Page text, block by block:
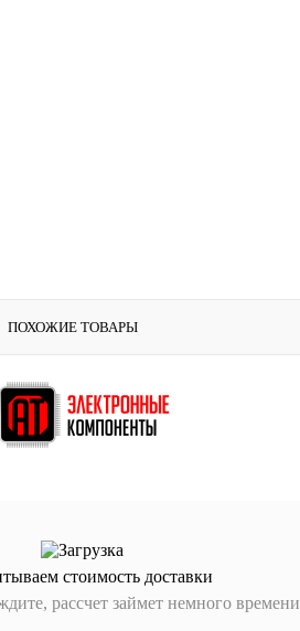
ПОХОЖИЕ ТОВАРЫ
стоимость доставки
рассчет займет немного времени